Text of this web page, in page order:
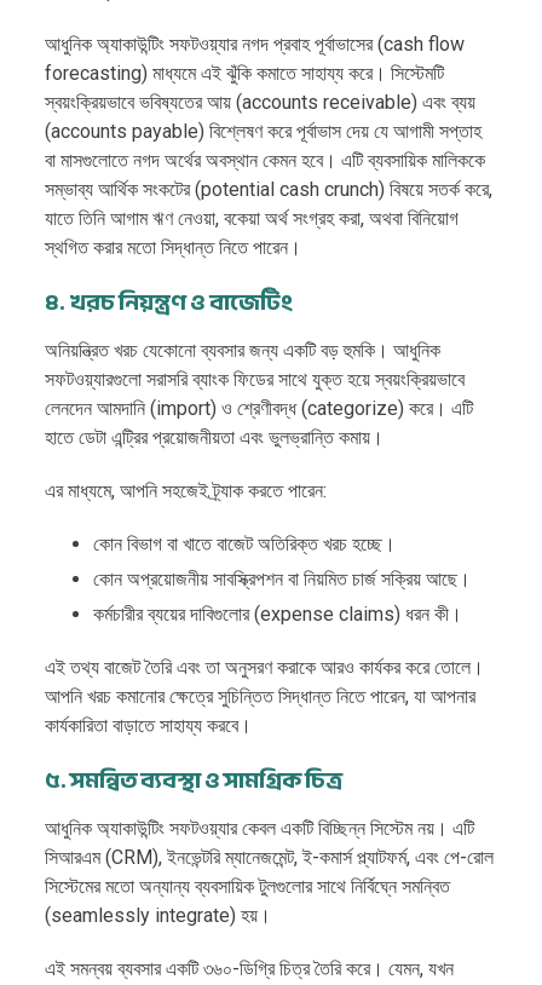
আধুনিক অ্যাকাউন্টিং সফটওয়্যার নগদ প্রবাহ পূর্বাভাসের (cash flow
forecasting) মাধ্যমে এই ঝুঁকি কমাতে সাহায্য করে। সিস্টেমটি
স্বয়ংক্রিয়ভাবে ভবিষ্যতের আয় (accounts receivable) এবং ব্যয়
(accounts payable) বিশ্লেষণ করে পূর্বাভাস দেয় যে আগামী সপ্তাহ
বা মাসগুলোতে নগদ অর্থের অবস্থান কেমন হবে। এটি ব্যবসায়িক মালিককে
সম্ভাব্য আর্থিক সংকটের (potential cash crunch) বিষয়ে সতর্ক করে,
যাতে তিনি আগাম ঋণ নেওয়া, বকেয়া অর্থ সংগ্রহ করা, অথবা বিনিয়োগ
স্থগিত করার মতো সিদ্ধান্ত নিতে পারেন।
৪. খরচ নিয়ন্ত্রণ ও বাজেটিং
অনিয়ন্ত্রিত খরচ যেকোনো ব্যবসার জন্য একটি বড় হুমকি। আধুনিক
সফটওয়্যারগুলো সরাসরি ব্যাংক ফিডের সাথে যুক্ত হয়ে স্বয়ংক্রিয়ভাবে
লেনদেন আমদানি (import) ও শ্রেণীবদ্ধ (categorize) করে। এটি
হাতে ডেটা এন্ট্রির প্রয়োজনীয়তা এবং ভুলভ্রান্তি কমায়।
এর মাধ্যমে, আপনি সহজেই ট্র্যাক করতে পারেন:
কোন বিভাগ বা খাতে বাজেট অতিরিক্ত খরচ হচ্ছে।
কোন অপ্রয়োজনীয় সাবস্ক্রিপশন বা নিয়মিত চার্জ সক্রিয় আছে।
কর্মচারীর ব্যয়ের দাবিগুলোর (expense claims) ধরন কী।
এই তথ্য বাজেট তৈরি এবং তা অনুসরণ করাকে আরও কার্যকর করে তোলে।
আপনি খরচ কমানোর ক্ষেত্রে সুচিন্তিত সিদ্ধান্ত নিতে পারেন, যা আপনার
কার্যকারিতা বাড়াতে সাহায্য করবে।
৫. সমন্বিত ব্যবস্থা ও সামগ্রিক চিত্র
আধুনিক অ্যাকাউন্টিং সফটওয়্যার কেবল একটি বিচ্ছিন্ন সিস্টেম নয়। এটি
সিআরএম (CRM), ইনভেন্টরি ম্যানেজমেন্ট, ই-কমার্স প্ল্যাটফর্ম, এবং পে-রোল
সিস্টেমের মতো অন্যান্য ব্যবসায়িক টুলগুলোর সাথে নির্বিঘ্নে সমন্বিত
(seamlessly integrate) হয়।
এই সমন্বয় ব্যবসার একটি ৩৬০-ডিগ্রি চিত্র তৈরি করে। যেমন, যখন